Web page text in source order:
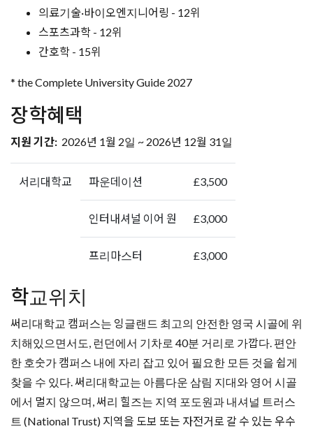
의료기술·바이오엔지니어링 - 12위
스포츠과학 - 12위
간호학 - 15위
* the Complete University Guide 2027
장학혜택
지원 기간: 2026년 1월 2일 ~ 2026년 12월 31일
서리대학교 파운데이션 £3,500
인터내셔널 이어 원 £3,000
프리마스터 £3,000
학교위치
써리대학교 캠퍼스는 잉글랜드 최고의 안전한 영국 시골에 위
치해있으면서도, 런던에서 기차로 40분 거리로 가깝다. 편안
한 호숫가 캠퍼스 내에 자리 잡고 있어 필요한 모든 것을 쉽게
찾을 수 있다. 써리대학교는 아름다운 삼림 지대와 영어 시골
에서 멀지 않으며, 써리 힐즈는 지역 포도원과 내셔널 트러스
트 (National Trust) 지역을 도보 또는 자전거로 갈 수 있는 우수